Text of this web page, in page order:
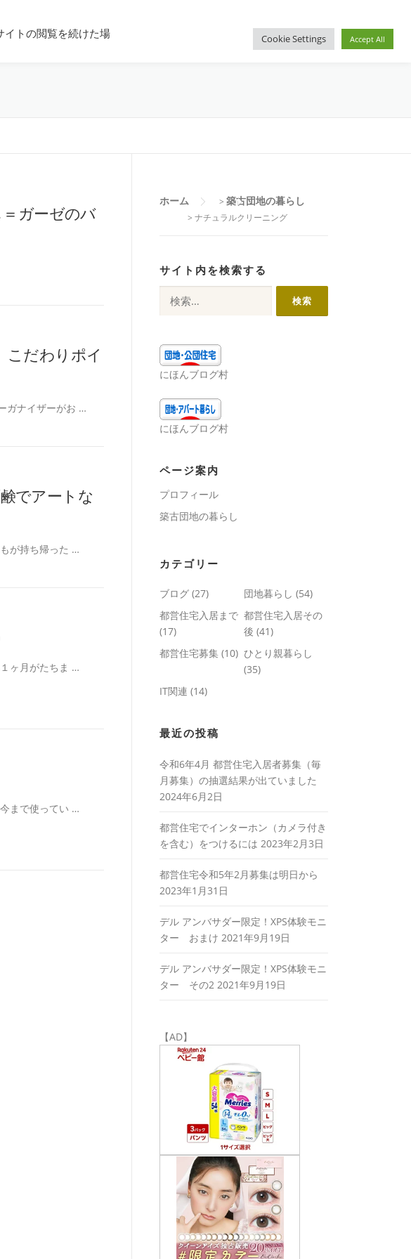
宅入居まで 都営住宅入居その後 プロフィール
ガーゼのバ
こだわりポイ
ガナイザーがお …
でアートな
が持ち帰った …
ヶ月がたちま …
まで使ってい …
ホーム > 築古団地の暮らし
> ナチュラルクリーニング
サイト内を検索する
にほんブログ村
にほんブログ村
ページ案内
プロフィール
築古団地の暮らし
カテゴリー
ブログ (27) 団地暮らし (54)
都営住宅入居まで
(17)
都営住宅入居その
後 (41)
都営住宅募集 (10) ひとり親暮らし
(35)
IT関連 (14)
最近の投稿
令和6年4月 都営住宅入居者募集（毎
月募集）の抽選結果が出ていました
2024年6月2日
都営住宅でインターホン（カメラ付き
を含む）をつけるには 2023年2月3日
都営住宅令和5年2月募集は明日から
2023年1月31日
デル アンバサダー限定！XPS体験モニ
ター おまけ 2021年9月19日
デル アンバサダー限定！XPS体験モニ
ター その2 2021年9月19日
【AD】
イトの閲覧を続けた場
Cookie Settings Accept All